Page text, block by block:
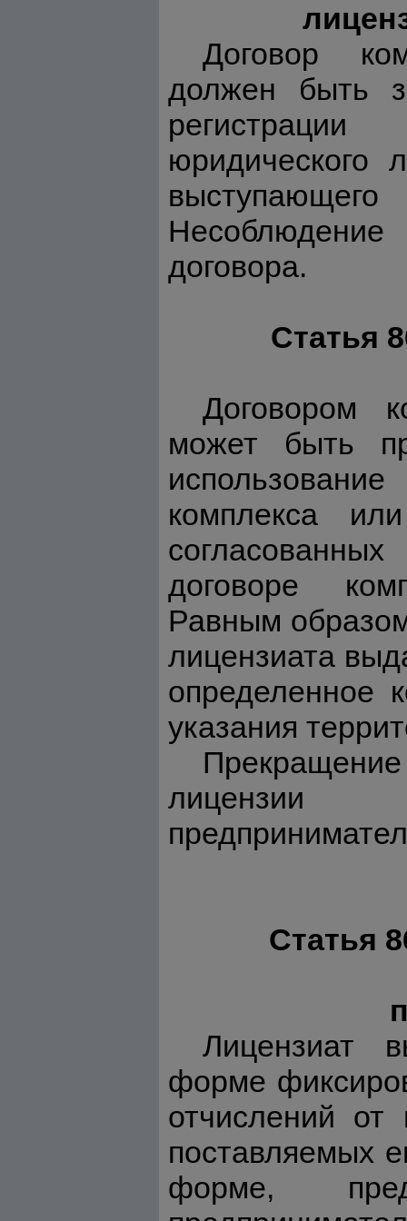
Договор
должен быть
юридического
Несоблюдение
договора.
Статья
Договором
может быть
комплекса
договоре
Равным
лицензиата
определенное
указания
лицензии
Статья
Лицензиат
форме
отчислений
поставляемых
форме,